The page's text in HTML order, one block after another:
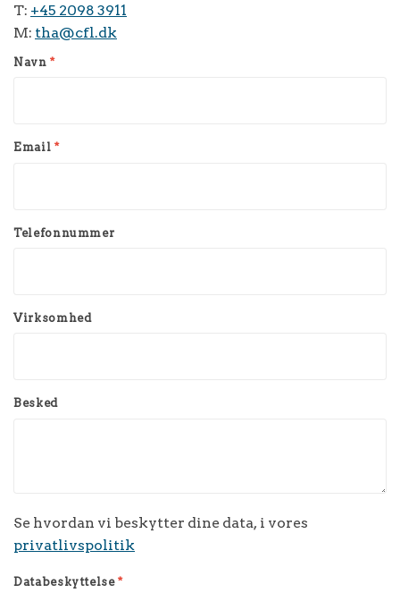
T: +45 2098 3911
M: tha@cfl.dk
Navn*
Email *
Telefonnummer
Virksomhed
Besked
Se hvordan vi beskytter dine data, i vores
privatlivspolitik
Databeskyttelse*